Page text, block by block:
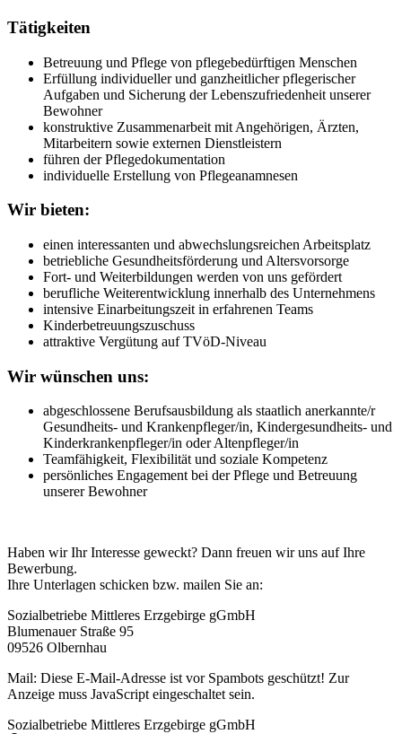
Tätigkeiten
Betreuung und Pflege von pflegebedürftigen Menschen
Erfüllung individueller und ganzheitlicher pflegerischer
Aufgaben und Sicherung der Lebenszufriedenheit unserer
Bewohner
konstruktive Zusammenarbeit mit Angehörigen, Ärzten,
Mitarbeitern sowie externen Dienstleistern
führen der Pflegedokumentation
individuelle Erstellung von Pflegeanamnesen
Wir bieten:
einen interessanten und abwechslungsreichen Arbeitsplatz
betriebliche Gesundheitsförderung und Altersvorsorge
Fort- und Weiterbildungen werden von uns gefördert
berufliche Weiterentwicklung innerhalb des Unternehmens
intensive Einarbeitungszeit in erfahrenen Teams
Kinderbetreuungszuschuss
attraktive Vergütung auf TVöD-Niveau
Wir wünschen uns:
abgeschlossene Berufsausbildung als staatlich anerkannte/r
Gesundheits- und Krankenpfleger/in, Kindergesundheits- und
Kinderkrankenpfleger/in oder Altenpfleger/in
Teamfähigkeit, Flexibilität und soziale Kompetenz
persönliches Engagement bei der Pflege und Betreuung
unserer Bewohner
Haben wir Ihr Interesse geweckt? Dann freuen wir uns auf Ihre
Bewerbung.
Ihre Unterlagen schicken bzw. mailen Sie an:
Sozialbetriebe Mittleres Erzgebirge gGmbH
Blumenauer Straße 95
09526 Olbernhau
Mail: Diese E-Mail-Adresse ist vor Spambots geschützt! Zur
Anzeige muss JavaScript eingeschaltet sein.
Sozialbetriebe Mittleres Erzgebirge gGmbH